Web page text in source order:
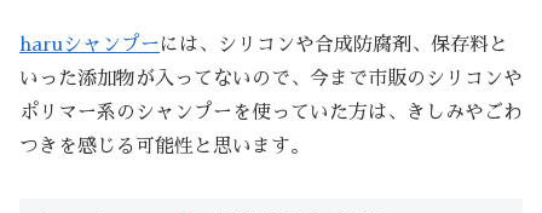
haruシャンプーには、シリコンや合成防腐剤、保存料と
いった添加物が入ってないので、今まで市販のシリコンや
ポリマー系のシャンプーを使っていた方は、きしみやごわ
つきを感じる可能性と思います。